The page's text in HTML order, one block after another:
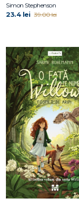
Simon Stephenson
23.4 lei 39.00 lei